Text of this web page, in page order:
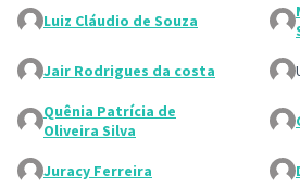
Luiz Cláudio de Souza
Jair Rodrigues da costa
Quênia Patrícia de
Oliveira Silva
Juracy Ferreira